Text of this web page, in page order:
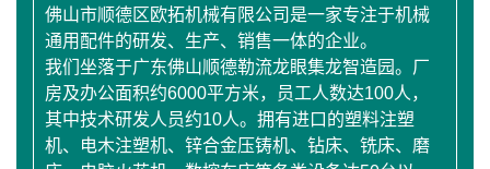
佛山市顺德区欧拓机械有限公司是一家专注于机械
通用配件的研发、生产、销售一体的企业。
我们坐落于广东佛山顺德勒流龙眼集龙智造园。厂
房及办公面积约6000平方米，员工人数达100人，
其中技术研发人员约10人。拥有进口的塑料注塑
机、电木注塑机、锌合金压铸机、钻床、铣床、磨